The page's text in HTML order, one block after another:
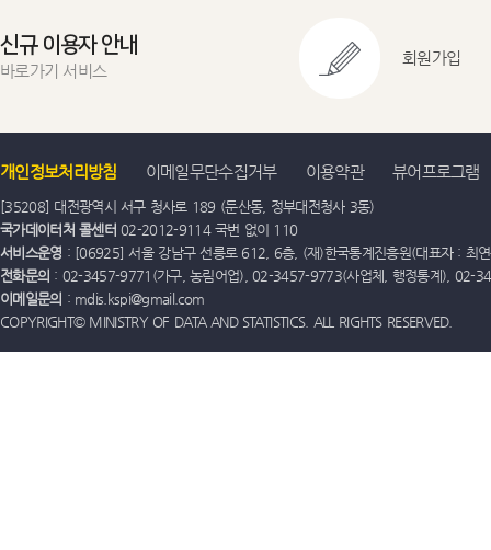
신규 이용자 안내
바로가기 서비스
회원가입
개인정보처리방침 이메일무단수집거부 이용약관 뷰어프로그램
[35208] 대전광역시 서구 청사로 189 (둔산동, 정부대전청사 3동)
국가데이터처 콜센터 02-2012-9114 국번 없이 110
서비스운영 : [06925] 서울 강남구 선릉로 612, 6층, (재)한국통계진흥원(대표자 : 최
전화문의 : 02-3457-9771(가구, 농림어업), 02-3457-9773(사업체, 행정통계), 02-
이메일문의 : mdis.kspi@gmail.com
COPYRIGHT© MINISTRY OF DATA AND STATISTICS. ALL RIGHTS RESERVED.